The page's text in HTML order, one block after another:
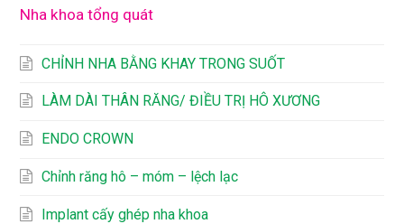
Nha khoa tổng quát
CHỈNH NHA BẰNG KHAY TRONG SUỐT
LÀM DÀI THÂN RĂNG/ ĐIỀU TRỊ HÔ XƯƠNG
ENDO CROWN
Chỉnh răng hô – móm – lệch lạc
Implant cấy ghép nha khoa